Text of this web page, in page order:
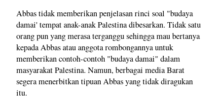
Abbas tidak memberikan penjelasan rinci soal "budaya
damai' tempat anak-anak Palestina dibesarkan. Tidak satu
orang pun yang merasa terganggu sehingga mau bertanya
kepada Abbas atau anggota rombongannya untuk
memberikan contoh-contoh "budaya damai" dalam
masyarakat Palestina. Namun, berbagai media Barat
segera menerbitkan tipuan Abbas yang tidak diragukan
itu.